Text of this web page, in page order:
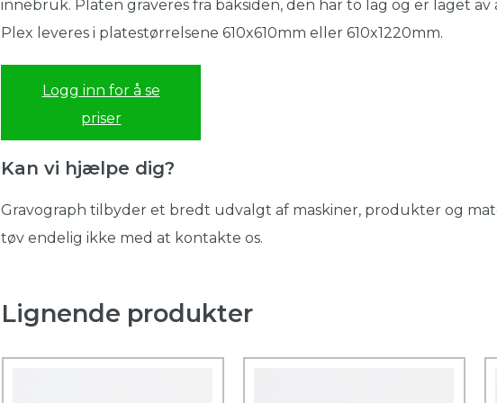
innebruk. Platen graveres fra baksiden, den har to lag og er laget av
Plex leveres i platestørrelsene 610x610mm eller 610x1220mm.
Logg inn for å se
priser
Kan vi hjælpe dig?
Gravograph tilbyder et bredt udvalgt af maskiner, produkter og
tøv endelig ikke med at kontakte os.
Lignende produkter